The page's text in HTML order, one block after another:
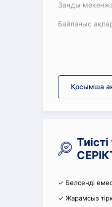
Заңды
Байланыс
Қосымша
✓ Белсенді емес
✓ Жарамсыз